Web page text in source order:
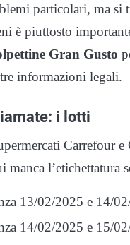
particolari, ma
è piuttosto
Gran Gusto
informazioni legali.
i lotti
manca l’etichettatura
13/02/2025 e 14/
14/02/2025 e 15/